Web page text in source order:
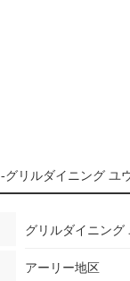
-グリルダイニング ユ
グリルダイニング
アーリー地区